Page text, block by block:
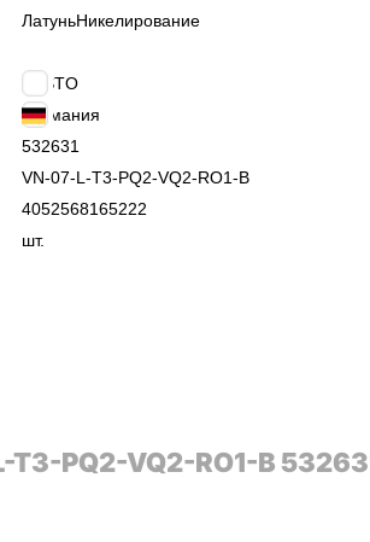
ЛатуньНикелирование
FESTO
Германия
532631
VN-07-L-T3-PQ2-VQ2-RO1-B
4052568165222
шт.
PQ2-VQ2-RO1-B